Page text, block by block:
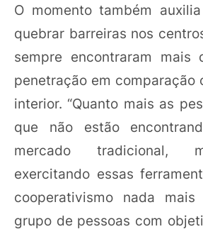
O momento também
quebrar barreiras nos
sempre encontraram mais
penetração em comparação
interior. “Quanto mais as
que não estão
mercado tradicional,
exercitando essas
cooperativismo nada
grupo de pessoas com